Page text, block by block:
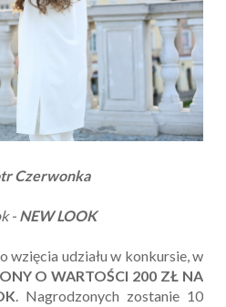
Czerwonka
- NEW LOOK
wzięcia udziału w konkursie, w
O WARTOŚCI 200 ZŁ NA
. Nagrodzonych zostanie 10